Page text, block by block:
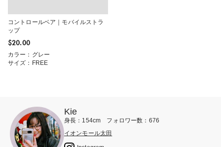
コントロールベア｜モバイルストラ
ップ
$‌20.00
カラー：グレー
サイズ：FREE
Kie
身長：154cm フォロワー数：676
イオンモール太田